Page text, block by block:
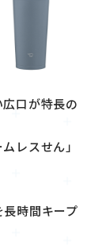
口が特長の
レスせん」
時間キープ